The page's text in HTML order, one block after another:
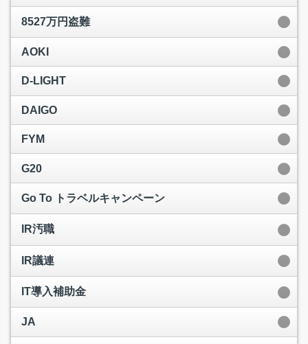
8527万円盗難
AOKI
D-LIGHT
DAIGO
FYM
G20
Go To トラベルキャンペーン
IR汚職
IR議連
IT導入補助金
JA